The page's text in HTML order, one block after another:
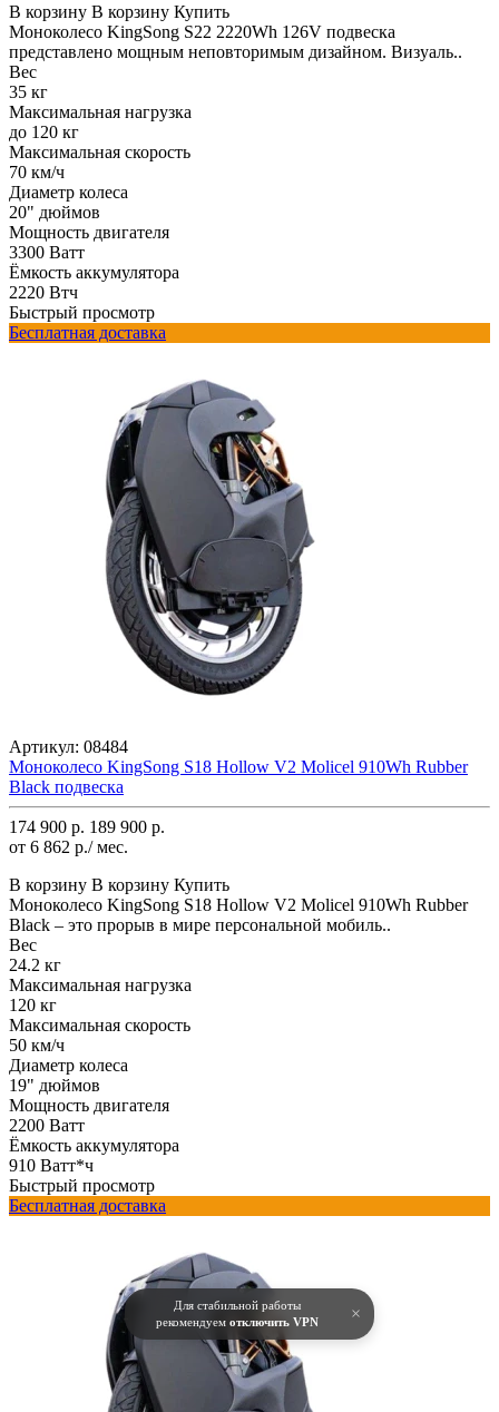
Для стабильной работы
рекомендуем отключить VPN ×
В корзину В корзину Купить
Моноколесо KingSong S22 2220Wh 126V подвеска
представлено мощным неповторимым дизайном. Визуаль..
Вес
35 кг
Максимальная нагрузка
до 120 кг
Максимальная скорость
70 км/ч
Диаметр колеса
20" дюймов
Мощность двигателя
3300 Ватт
Ёмкость аккумулятора
2220 Втч
Быстрый просмотр
Бесплатная доставка
Артикул: 08484
Моноколесо KingSong S18 Hollow V2 Molicel 910Wh Rubber
Black подвеска
174 900 р. 189 900 р.
от 6 862 р./ мес.
В корзину В корзину Купить
Моноколесо KingSong S18 Hollow V2 Molicel 910Wh Rubber
Black – это прорыв в мире персональной мобиль..
Вес
24.2 кг
Максимальная нагрузка
120 кг
Максимальная скорость
50 км/ч
Диаметр колеса
19" дюймов
Мощность двигателя
2200 Ватт
Ёмкость аккумулятора
910 Ватт*ч
Быстрый просмотр
Бесплатная доставка